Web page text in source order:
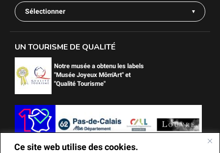
Ce site web utilise des cookies.
Sélectionner
UN TOURISME DE QUALITÉ
Notre musée a obtenu les labels
"Musée Joyeux Môm'Art" et
"Qualité Tourisme"